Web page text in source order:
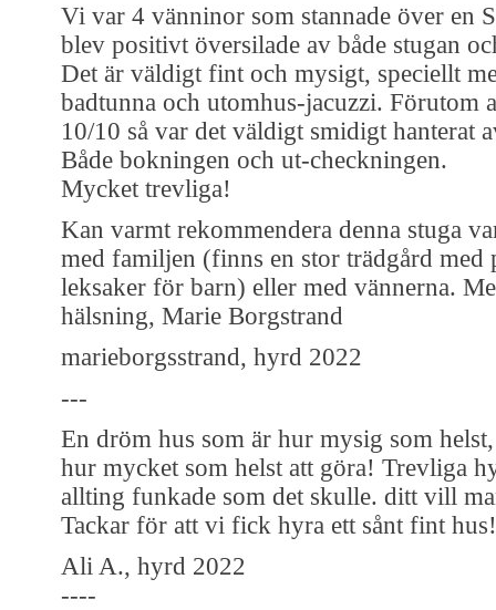
Vi var 4 vänninor som stannade över en
blev positivt översilade av både stugan
Det är väldigt fint och mysigt, speciellt
badtunna och utomhus-jacuzzi. Förutom
10/10 så var det väldigt smidigt hanterat
Både bokningen och ut-checkningen.
Mycket trevliga!
Kan varmt rekommendera denna stuga
med familjen (finns en stor trädgård
leksaker för barn) eller med vännerna.
hälsning, Marie Borgstrand
marieborgsstrand, hyrd 2022
---
En dröm hus som är hur mysig som
hur mycket som helst att göra! Trevliga
allting funkade som det skulle. ditt vill
Tackar för att vi fick hyra ett sånt fint hus!
Ali A., hyrd 2022
----